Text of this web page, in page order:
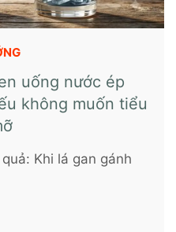
uống nước ép
không muốn tiểu
Khi lá gan gánh